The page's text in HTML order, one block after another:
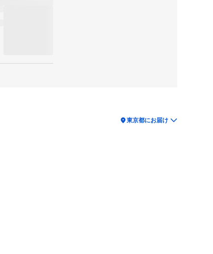
location_on東京都にお届け